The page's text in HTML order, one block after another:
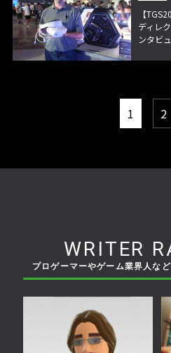
【
ディレ
ンタビ
1 2
WRITER
プロゲーマーやゲーム業界人な